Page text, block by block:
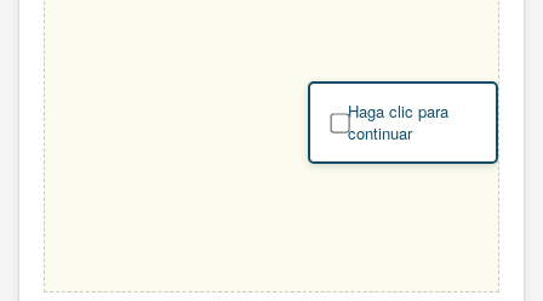
Haga clic para
continuar